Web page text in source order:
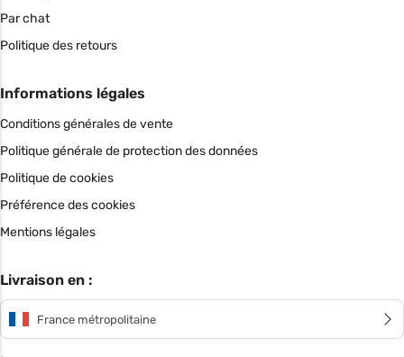
Par chat
Politique des retours
Informations légales
Conditions générales de vente
Politique générale de protection des données
Politique de cookies
Préférence des cookies
Mentions légales
Livraison en :
France métropolitaine